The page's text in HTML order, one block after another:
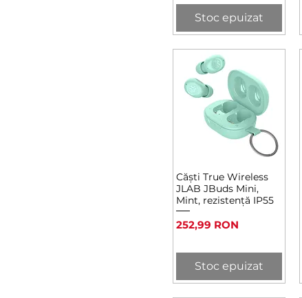
Stoc epuizat
Afișare rapidă
Căști True Wireless
JLAB JBuds Mini,
Mint, rezistență IP55
Preț
252,99 RON
Stoc epuizat